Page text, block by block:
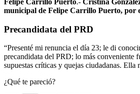
municipal de Felipe Carrillo Puerto, por
Precandidata del PRD
“Presenté mi renuncia el día 23; le di
precandidata del PRD; lo más conveniente
supuestas críticas y quejas ciudadanas.
¿Qué te pareció?